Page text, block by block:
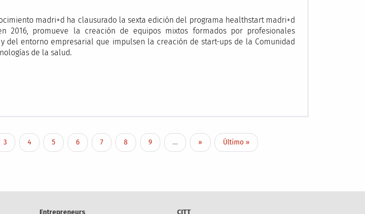
madri+d ha clausurado la sexta edición del programa healthstart madri+d
2016, promueve la creación de equipos mixtos formados por profesionales
del entorno empresarial que impulsen la creación de start-ups de la Comunidad
de la salud.
Page
3 Page
4 Page
5 Page
6 Page
7 Page
8 Page
9 … Next page
›› Last page
Último »